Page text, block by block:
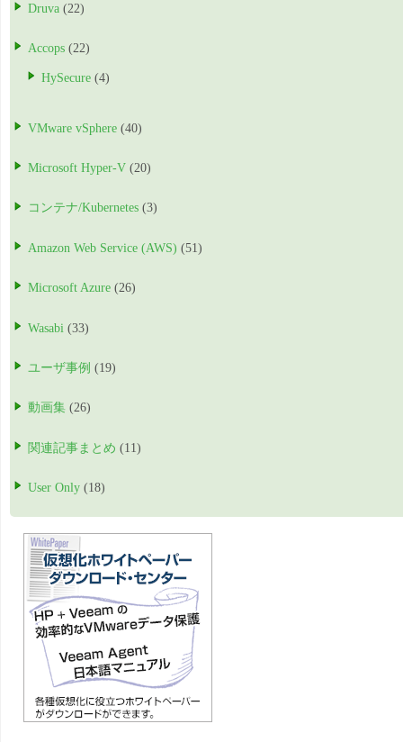
Druva (22)
Accops (22)
HySecure (4)
VMware vSphere (40)
Microsoft Hyper-V (20)
コンテナ/Kubernetes (3)
Amazon Web Service (AWS) (51)
Microsoft Azure (26)
Wasabi (33)
ユーザ事例 (19)
動画集 (26)
関連記事まとめ (11)
User Only (18)